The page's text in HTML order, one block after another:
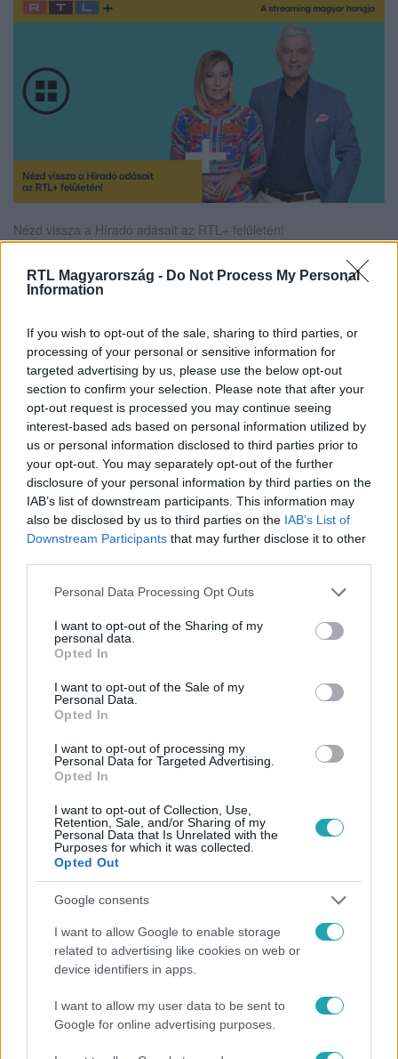
RTL Magyarország - Do Not Process My Personal
Information
If you wish to opt-out of the sale, sharing to third parties, or
processing of your personal or sensitive information for
targeted advertising by us, please use the below opt-out
section to confirm your selection. Please note that after your
opt-out request is processed you may continue seeing
interest-based ads based on personal information utilized by
us or personal information disclosed to third parties prior to
your opt-out. You may separately opt-out of the further
disclosure of your personal information by third parties on the
IAB’s list of downstream participants. This information may
also be disclosed by us to third parties on the IAB’s List of
Downstream Participants that may further disclose it to other
Please note that this website/app uses one or more Google
not limited to your visit or usage behaviour. You may click to
grant or deny consent to Google and its third-party tags to
use your data for below specified purposes in below Google
consent section.
Personal Data Processing Opt Outs
I want to opt-out of the Sharing of my
personal data.
Opted In
I want to opt-out of the Sale of my
Personal Data.
Opted In
I want to opt-out of processing my
Personal Data for Targeted Advertising.
Opted In
I want to opt-out of Collection, Use,
Retention, Sale, and/or Sharing of my
Personal Data that Is Unrelated with the
Purposes for which it was collected.
Opted Out
Google consents
I want to allow Google to enable storage
related to advertising like cookies on web or
device identifiers in apps.
I want to allow my user data to be sent to
Google for online advertising purposes.
Nézd vissza a Híradó adásait az RTL+ felületén!
Követem
HÍRADÓ #VIDEÓ #ADÁSRÉSZLETEK
BALESET-BŰNÜGY
SZÁLLODA # RÉSZEG # MEGÜTÖTTE
Népszerű